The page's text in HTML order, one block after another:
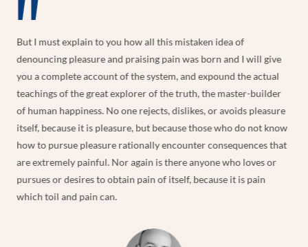
But I must explain to you how all this mistaken idea of
denouncing pleasure and praising pain was born and I will give
you a complete account of the system, and expound the actual
teachings of the great explorer of the truth, the master-builder
of human happiness. No one rejects, dislikes, or avoids pleasure
itself, because it is pleasure, but because those who do not know
how to pursue pleasure rationally encounter consequences that
are extremely painful. Nor again is there anyone who loves or
pursues or desires to obtain pain of itself, because it is pain
which toil and pain can.